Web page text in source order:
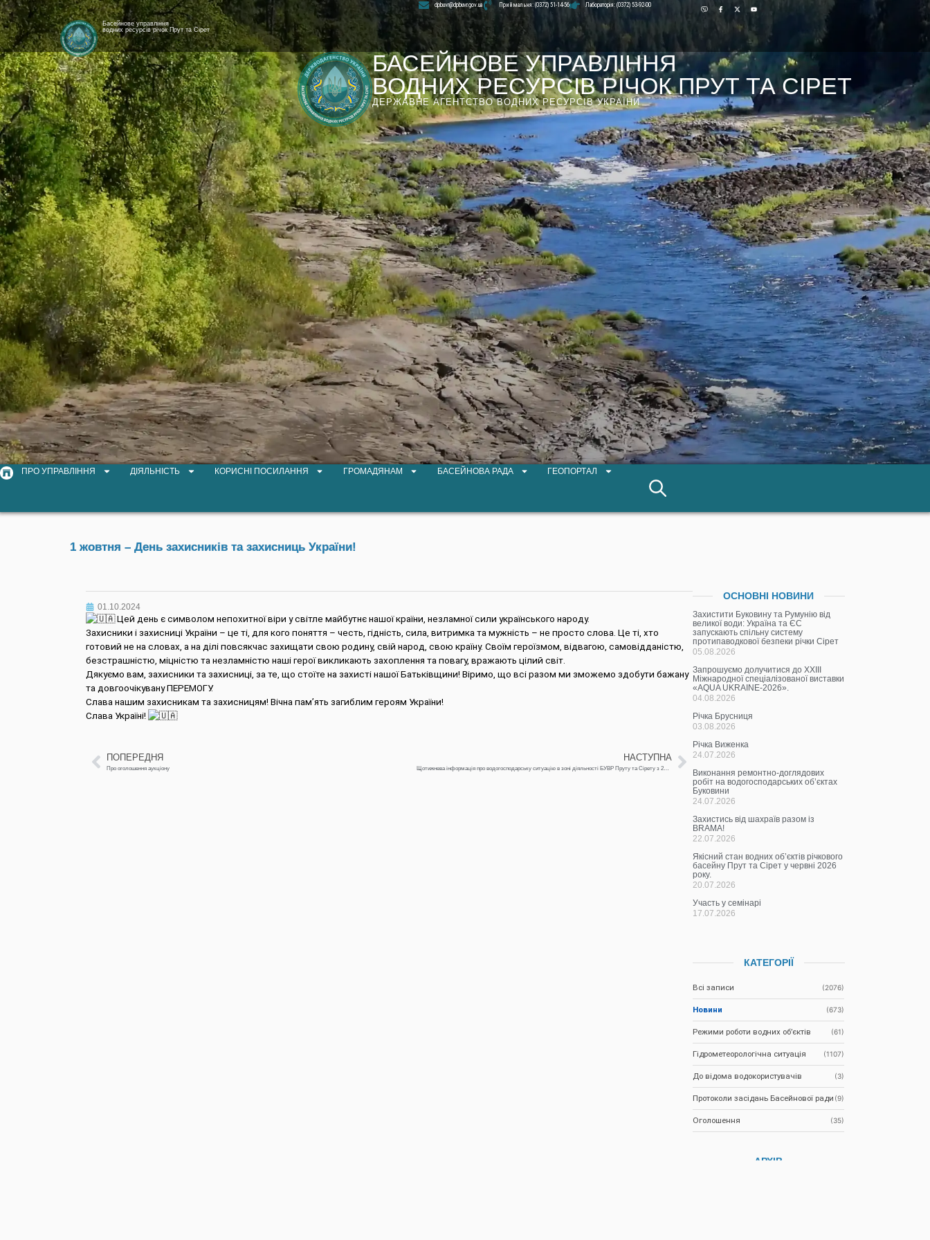
[newyear_garland]
Басейнове управління
водних ресурсів річок Прут та Сірет
Лабораторія: (0372) 53-92-00
dpbuvr@dpbuvr.gov.ua Приймальня: (0372) 51-14-56
БАСЕЙНОВЕ УПРАВЛІННЯ
ВОДНИХ РЕСУРСІВ РІЧОК ПРУТ ТА СІРЕТ
ДЕРЖАВНЕ АГЕНТСТВО ВОДНИХ РЕСУРСІВ УКРАЇНИ
ПРО УПРАВЛІННЯ ДІЯЛЬНІСТЬ КОРИСНІ ПОСИЛАННЯ ГРОМАДЯНАМ БАСЕЙНОВА РАДА ГЕОПОРТАЛ
1 жовтня – День захисників та захисниць України!
01.10.2024
Цей день є символом непохитної віри у світле майбутнє нашої країни, незламної сили українського народу.
Захисники і захисниці України – це ті, для кого поняття – честь, гідність, сила, витримка та мужність – не просто слова. Це ті, хто
готовий не на словах, а на ділі повсякчас захищати свою родину, свій народ, свою країну. Своїм героїзмом, відвагою, самовідданістю,
безстрашністю, міцністю та незламністю наші герої викликають захоплення та повагу, вражають цілий світ.
Дякуємо вам, захисники та захисниці, за те, що стоїте на захисті нашої Батьківщини! Віримо, що всі разом ми зможемо здобути бажану
та довгоочікувану ПЕРЕМОГУ.
Слава нашим захисникам та захисницям! Вічна пам’ять загиблим героям України!
Слава Україні!
ПОПЕРЕДНЯ
Про оголошення аукціону
НАСТУПНА
Щотижнева інформація про водогосподарську ситуацію в зоні діяльності БУВР Пруту та Сірету з 24 вересня по 1 жовтня 2024р.
ОСНОВНІ НОВИНИ
Захистити Буковину та Румунію від
великої води: Україна та ЄС
запускають спільну систему
протипаводкової безпеки річки Сірет
05.08.2026
Запрошуємо долучитися до ХХІІІ
Міжнародної спеціалізованої виставки
«AQUA UKRAINE-2026».
04.08.2026
Річка Брусниця
03.08.2026
Річка Виженка
24.07.2026
Виконання ремонтно-доглядових
робіт на водогосподарських об’єктах
Буковини
24.07.2026
Захистись від шахраїв разом із
BRAMA!
22.07.2026
Якісний стан водних об’єктів річкового
басейну Прут та Сірет у червні 2026
року.
20.07.2026
Участь у семінарі
17.07.2026
КАТЕГОРІЇ
Всі записи (2076)
Новини (673)
Режими роботи водних об’єктів (61)
Гідрометеорологічна ситуація (1107)
До відома водокористувачів (3)
Протоколи засідань Басейнової ради (9)
Оголошення (35)
АРХІВ